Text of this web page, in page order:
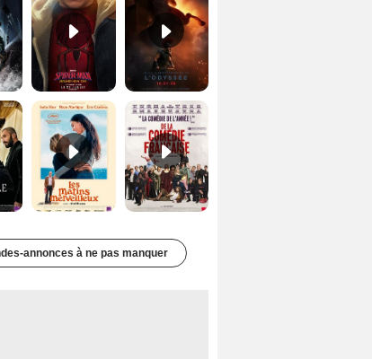
Le Triangle d'or Bande-annonce VF De la Comédie-Française Teaser VF
annonces à ne pas manquer